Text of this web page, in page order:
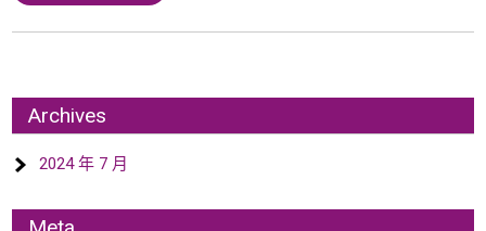
Archives
2024 年 7 月